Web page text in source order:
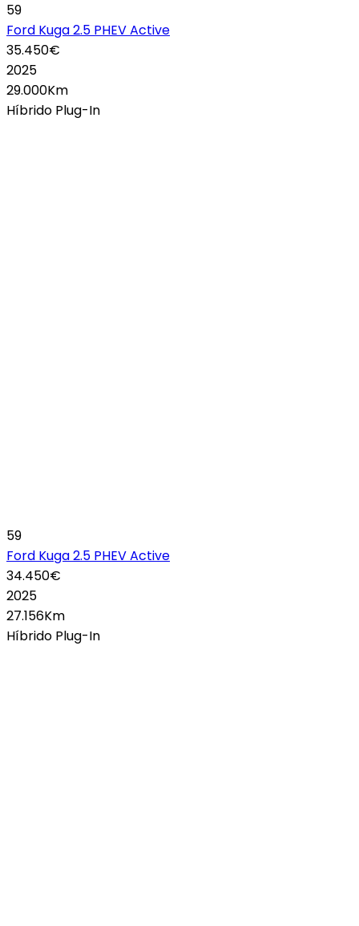
59
Ford Kuga 2.5 PHEV Active
35.450€
2025
29.000Km
Híbrido Plug-In
59
Ford Kuga 2.5 PHEV Active
34.450€
2025
27.156Km
Híbrido Plug-In